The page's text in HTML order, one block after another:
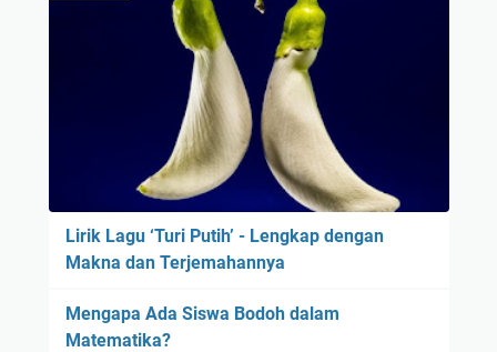
Lirik Lagu ‘Turi Putih’ - Lengkap dengan
Makna dan Terjemahannya
Mengapa Ada Siswa Bodoh dalam
Matematika?